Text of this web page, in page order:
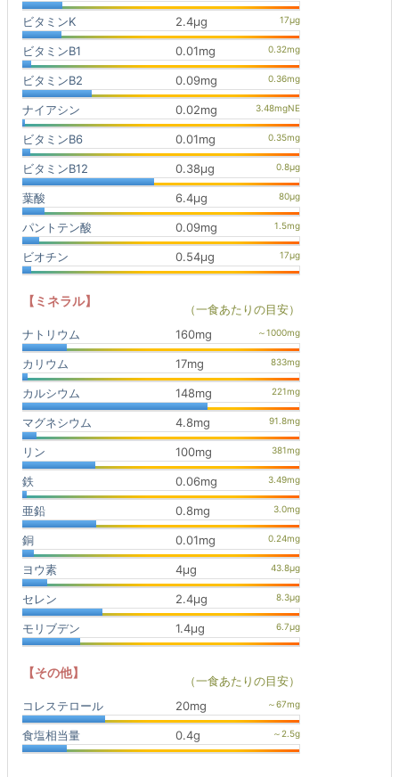
ビタミンK 2.4μg
ビタミンB1 0.01mg
ビタミンB2 0.09mg
ナイアシン 0.02mg
ビタミンB6 0.01mg
ビタミンB12 0.38μg
葉酸 6.4μg
パントテン酸 0.09mg
ビオチン 0.54μg
【ミネラル】
（一食あたりの目安）
ナトリウム
160mg
カリウム 17mg
カルシウム 148mg
マグネシウム 4.8mg
リン 100mg
鉄 0.06mg
亜鉛 0.8mg
銅 0.01mg
ヨウ素 4μg
セレン 2.4μg
モリブデン 1.4μg
【その他】
（一食あたりの目安）
コレステロール
20mg
食塩相当量 0.4g